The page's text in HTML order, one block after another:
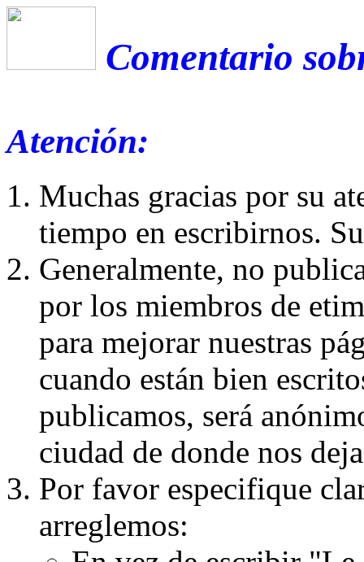
Comentario
Atención:
Muchas gracias por su
tiempo en escribirnos.
Generalmente, no
por los miembros de
para mejorar nuestras
cuando están bien
publicamos, será
ciudad de donde nos
Por favor especifique
arreglemos: